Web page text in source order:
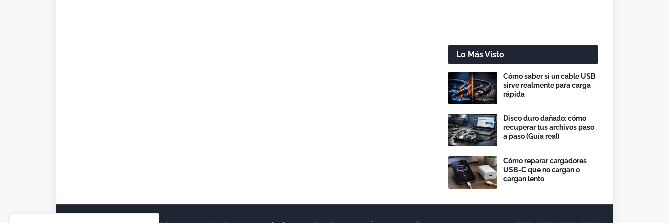
Lo Más Visto
Cómo saber si un cable USB
sirve realmente para carga
rápida
Disco duro dañado: cómo
recuperar tus archivos paso
a paso (Guía real)
Cómo reparar cargadores
USB-C que no cargan o
cargan lento